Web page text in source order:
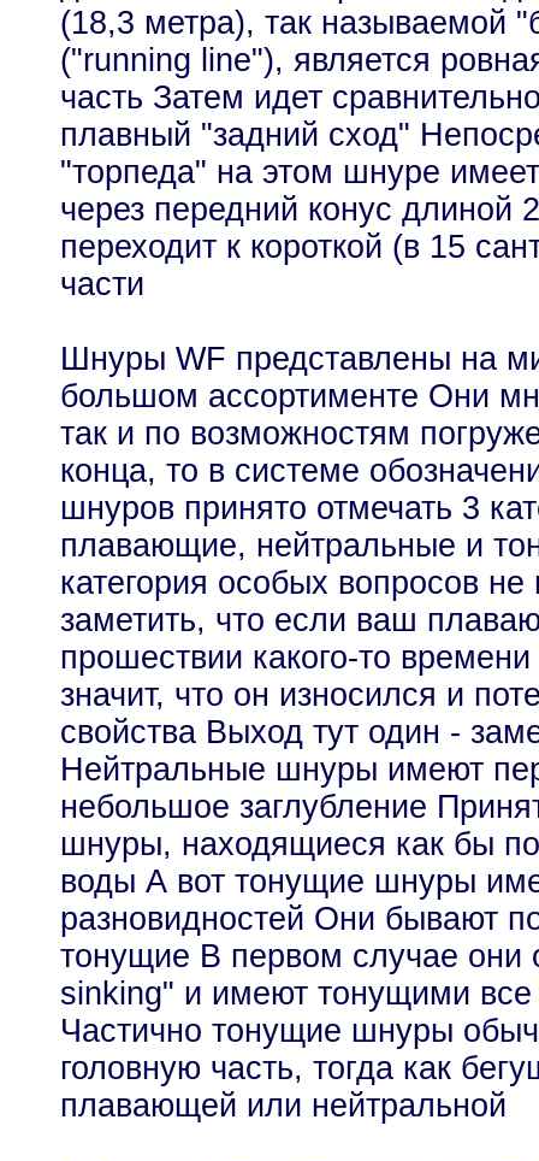
(18,3 метра), так называемой
("running line"), является
часть Затем идет
плавный "задний сход"
"торпеда" на этом шнуре
через передний конус длиной
переходит к короткой (в 15
части
Шнуры WF представлены на
большом ассортименте Они
так и по возможностям
конца, то в системе
шнуров принято отмечать 3
плавающие, нейтральные и
категория особых вопросов
заметить, что если ваш
прошествии какого-то времени
значит, что он износился и
свойства Выход тут один -
Нейтральные шнуры имеют
небольшое заглубление
шнуры, находящиеся как бы
воды А вот тонущие шнуры
разновидностей Они бывают
тонущие В первом случае они
sinking" и имеют тонущими
Частично тонущие шнуры
головную часть, тогда как
плавающей или нейтральной